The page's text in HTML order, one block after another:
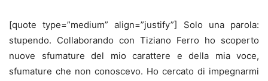
[quote type=”medium” align=”justify”] Solo una parola:
stupendo. Collaborando con Tiziano Ferro ho scoperto
nuove sfumature del mio carattere e della mia voce,
sfumature che non conoscevo. Ho cercato di impegnarmi